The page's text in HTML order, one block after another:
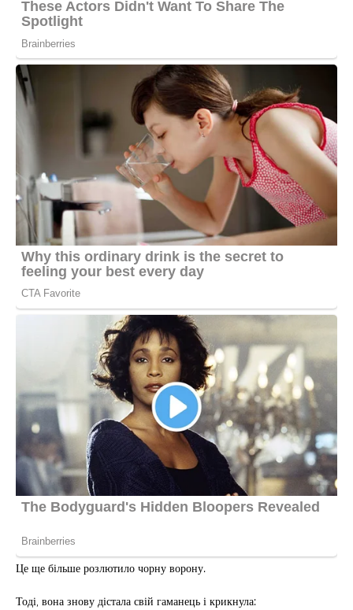
Це ще більше розлютило чорну ворону.
Тоді, вона знову дістала свій гаманець і крикнула: